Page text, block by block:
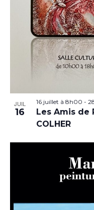
JUIL
16
16 juillet à 8h00 -
Les Amis de
COLHER